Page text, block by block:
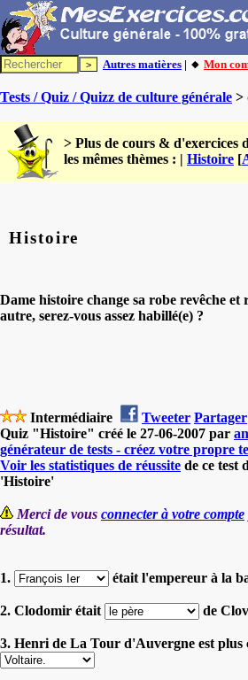
Autres matières | 🔸 Mon
Tests / Quiz / Quizz de culture générale >
> Plus de cours & d'exercices
les mêmes thèmes : | Histoire [
Histoire
Dame histoire change sa robe revêche
autre, serez-vous assez habillé(e) ?
Intermédiaire Tweeter Partager
Quiz "Histoire" créé le 27-06-2007 par
générateur de tests - créez votre propre
Voir les statistiques de réussite de ce test
'Histoire'
Merci de vous connecter à votre compte
résultat.
1. était l'empereur à la
2. Clodomir était de
3. Henri de La Tour d'Auvergne est plus